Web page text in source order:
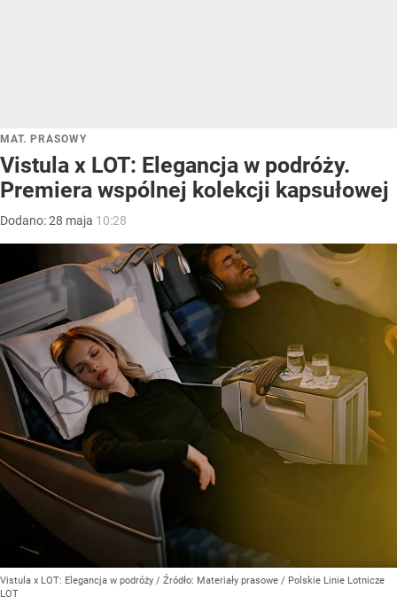
MAT. PRASOWY
Vistula x LOT: Elegancja w podróży.
Premiera wspólnej kolekcji kapsułowej
Dodano:28 maja 10:28
Vistula x LOT: Elegancja w podróży / Źródło: Materiały prasowe / Polskie Linie Lotnicze
LOT